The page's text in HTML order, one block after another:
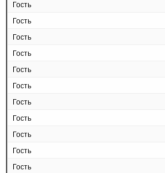
Гость
Гость
Гость
Гость
Гость
Гость
Гость
Гость
Гость
Гость
Гость